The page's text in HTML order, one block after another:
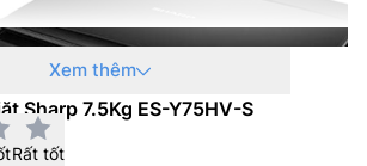
Xem thêm
Sharp 7.5Kg ES-Y75HV-S
Rất tốt